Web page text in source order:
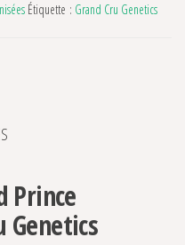
Étiquette : Grand Cru Genetics
Prince
Genetics